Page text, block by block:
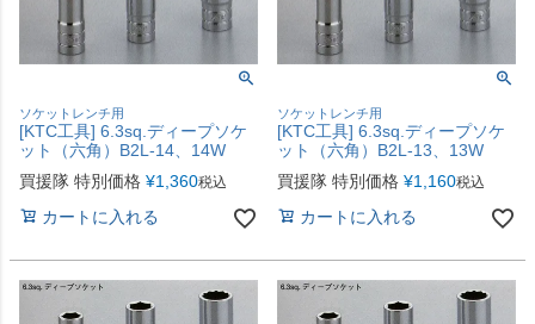
ソケットレンチ用
[KTC工具] 6.3sq.ディープソケ
ット（六角）B2L-14、14W
買援隊 特別価格 ¥1,360税込
カートに入れる
ソケットレンチ用
[KTC工具] 6.3sq.ディープソケ
ット（六角）B2L-13、13W
買援隊 特別価格 ¥1,160税込
カートに入れる